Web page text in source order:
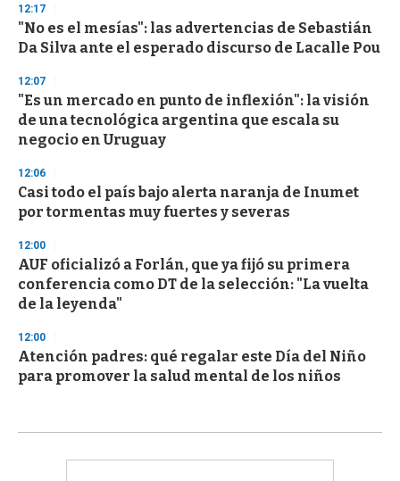
12:17
"No es el mesías": las advertencias de Sebastián
Da Silva ante el esperado discurso de Lacalle Pou
12:07
"Es un mercado en punto de inflexión": la visión
de una tecnológica argentina que escala su
negocio en Uruguay
12:06
Casi todo el país bajo alerta naranja de Inumet
por tormentas muy fuertes y severas
12:00
AUF oficializó a Forlán, que ya fijó su primera
conferencia como DT de la selección: "La vuelta
de la leyenda"
12:00
Atención padres: qué regalar este Día del Niño
para promover la salud mental de los niños